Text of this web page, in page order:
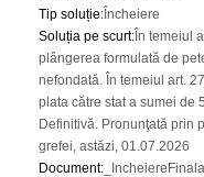
Tip soluție: Încheiere
Soluția pe scurt: În temeiul
plângerea formulată de
nefondată. În temeiul art.
plata către stat a sumei de
Definitivă. Pronunţată prin
grefei, astăzi, 01.07.2026
Document: